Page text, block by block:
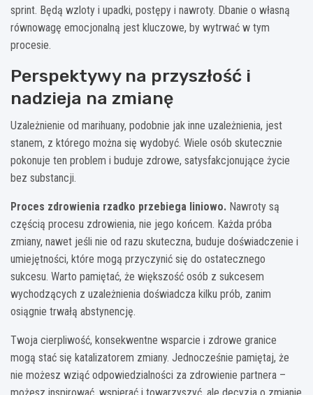
sprint. Będą wzloty i upadki, postępy i nawroty. Dbanie o własną
równowagę emocjonalną jest kluczowe, by wytrwać w tym
procesie.
Perspektywy na przyszłość i
nadzieja na zmianę
Uzależnienie od marihuany, podobnie jak inne uzależnienia, jest
stanem, z którego można się wydobyć. Wiele osób skutecznie
pokonuje ten problem i buduje zdrowe, satysfakcjonujące życie
bez substancji.
Proces zdrowienia rzadko przebiega liniowo. Nawroty są
częścią procesu zdrowienia, nie jego końcem. Każda próba
zmiany, nawet jeśli nie od razu skuteczna, buduje doświadczenie i
umiejętności, które mogą przyczynić się do ostatecznego
sukcesu. Warto pamiętać, że większość osób z sukcesem
wychodzących z uzależnienia doświadcza kilku prób, zanim
osiągnie trwałą abstynencję.
Twoja cierpliwość, konsekwentne wsparcie i zdrowe granice
mogą stać się katalizatorem zmiany. Jednocześnie pamiętaj, że
nie możesz wziąć odpowiedzialności za zdrowienie partnera –